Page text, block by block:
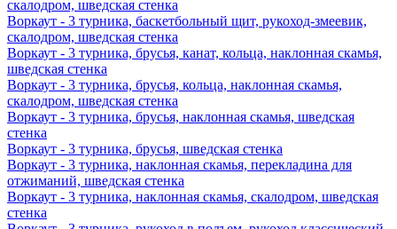
скалодром, шведская стенка
Воркаут - 3 турника, баскетбольный щит, рукоход-змеевик,
скалодром, шведская стенка
Воркаут - 3 турника, брусья, канат, кольца, наклонная скамья,
шведская стенка
Воркаут - 3 турника, брусья, кольца, наклонная скамья,
скалодром, шведская стенка
Воркаут - 3 турника, брусья, наклонная скамья, шведская
стенка
Воркаут - 3 турника, брусья, шведская стенка
Воркаут - 3 турника, наклонная скамья, перекладина для
отжиманий, шведская стенка
Воркаут - 3 турника, наклонная скамья, скалодром, шведская
стенка